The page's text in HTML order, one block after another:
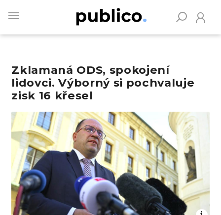
main
Zklamaná ODS, spokojení
lidovci. Výborný si pochvaluje
zisk 16 křesel
Obrázek
Vyhledávejte na Publiku